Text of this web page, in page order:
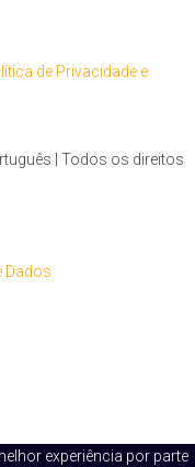
de Privacidade e
| Todos os direitos
Dados
experiência por parte